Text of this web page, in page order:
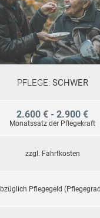
PFLEGE: SCHWER
2.600 € - 2.900 €
Monatssatz der Pflegekraft
zzgl. Fahrtkosten
Pflegegeld